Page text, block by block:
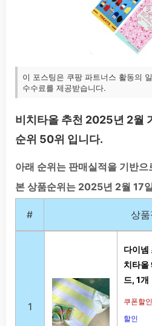
이 포스팅은 쿠팡 파트너스 활동의
수수료를 제공받습니다.
비치타올 추천 2025년 2월
순위 50위 입니다.
아래 순위는 판매실적을 기반
본 상품순위는 2025년 2월 17
# 상품
1
다이넴
치타올
드, 1개
쿠폰할
할인